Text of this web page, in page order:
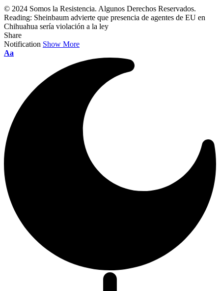
© 2024 Somos la Resistencia. Algunos Derechos Reservados.
Reading: Sheinbaum advierte que presencia de agentes de EU en
Chihuahua sería violación a la ley
Share
Notification Show More
Font
Aa